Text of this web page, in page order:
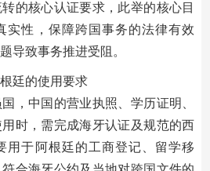
的核心认证要求，此举的核心目
实性，保障跨国事务的法律有效
导致事务推进受阻。
廷的使用要求
，中国的营业执照、学历证明、
时，需完成海牙认证及规范的西
用于阿根廷的工商登记、留学移